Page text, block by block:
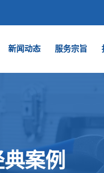
新闻动态 服务宗旨
案例